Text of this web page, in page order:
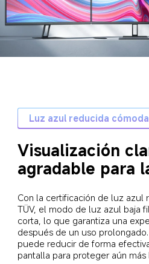
Luz azul reducida cómoda
Visualización
agradable para
Con la certificación de luz azul
TÜV, el modo de luz azul baja
corta, lo que garantiza una
después de un uso
puede reducir de forma
pantalla para proteger aún más